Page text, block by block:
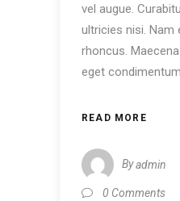
vel augue.
ultricies nisi. Nam
rhoncus.
eget condimentum
READ MORE
Byadmin
0 Comments